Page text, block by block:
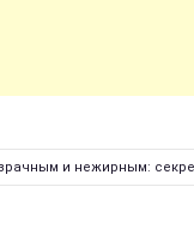
и нежирным: